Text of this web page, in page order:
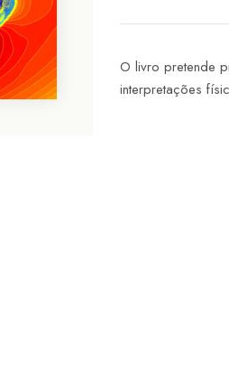
O livro pretende
interpretações